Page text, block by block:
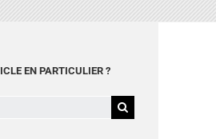
EN PARTICULIER ?